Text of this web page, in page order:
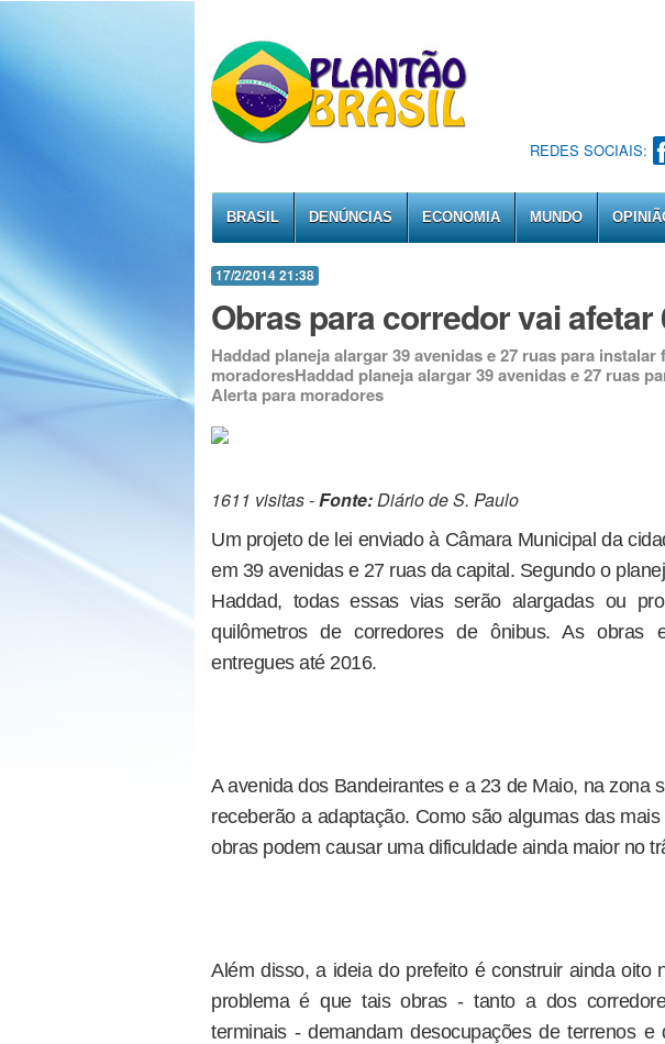
REDES SOCIAIS:
BRASIL DENÚNCIAS ECONOMIA MUNDO
17/2/2014 21:38
Obras para corredor vai afetar
Haddad planeja alargar 39 avenidas e 27 ruas para
moradoresHaddad planeja alargar 39 avenidas e 27 ruas
Alerta para moradores
1611 visitas -Fonte:Diário de S. Paulo
Um projeto de lei enviado à Câmara Municipal da
em 39 avenidas e 27 ruas da capital. Segundo o
Haddad, todas essas vias serão alargadas ou
quilômetros de corredores de ônibus. As obras
entregues até 2016.
A avenida dos Bandeirantes e a 23 de Maio, na zona
receberão a adaptação. Como são algumas das
obras podem causar uma dificuldade ainda maior no
Além disso, a ideia do prefeito é construir ainda oito
problema é que tais obras - tanto a dos
terminais - demandam desocupações de terrenos e